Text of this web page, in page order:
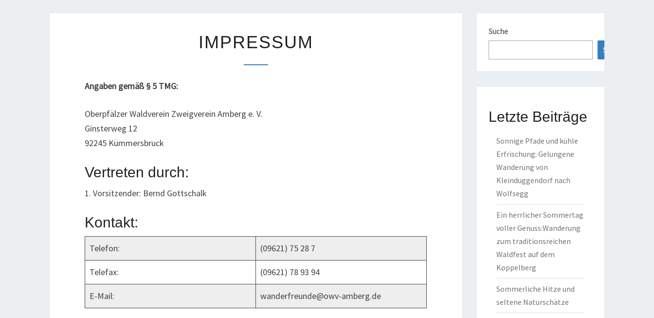
IMPRESSUM
Angaben gemäß § 5 TMG:
Oberpfälzer Waldverein Zweigverein Amberg e. V.
Ginsterweg 12
92245 Kümmersbruck
Vertreten durch:
1. Vorsitzender: Bernd Gottschalk
Kontakt:
Telefon: (09621) 75 28 7
Telefax: (09621) 78 93 94
E-Mail: wanderfreunde@owv-amberg.de
Suche
Suchen
Letzte Beiträge
Sonnige Pfade und kühle
Erfrischung: Gelungene
Wanderung von
Kleinduggendorf nach
Wolfsegg
Ein herrlicher Sommertag
voller Genuss:Wanderung
zum traditionsreichen
Waldfest auf dem
Koppelberg
Sommerliche Hitze und
seltene Naturschätze